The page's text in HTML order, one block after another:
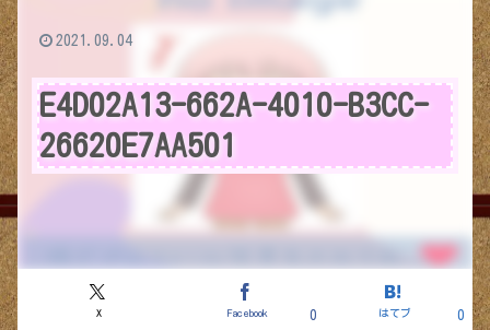
E4D02A13-662A-4010-B3CC-
26620E7AA501
X Facebook 0 はてブ 0
2021.09.04